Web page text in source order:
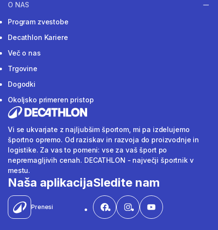
O NAS
Program zvestobe
Decathlon Kariere
Več o nas
Trgovine
Dogodki
Okoljsko primeren pristop
Vi se ukvarjate z najljubšim športom, mi pa izdelujemo
športno opremo. Od raziskav in razvoja do proizvodnje in
logistike. Za vas to pomeni: vse za vaš šport po
nepremagljivih cenah. DECATHLON - največji športnik v
mestu.
Naša aplikacija
Prenesi
Sledite nam